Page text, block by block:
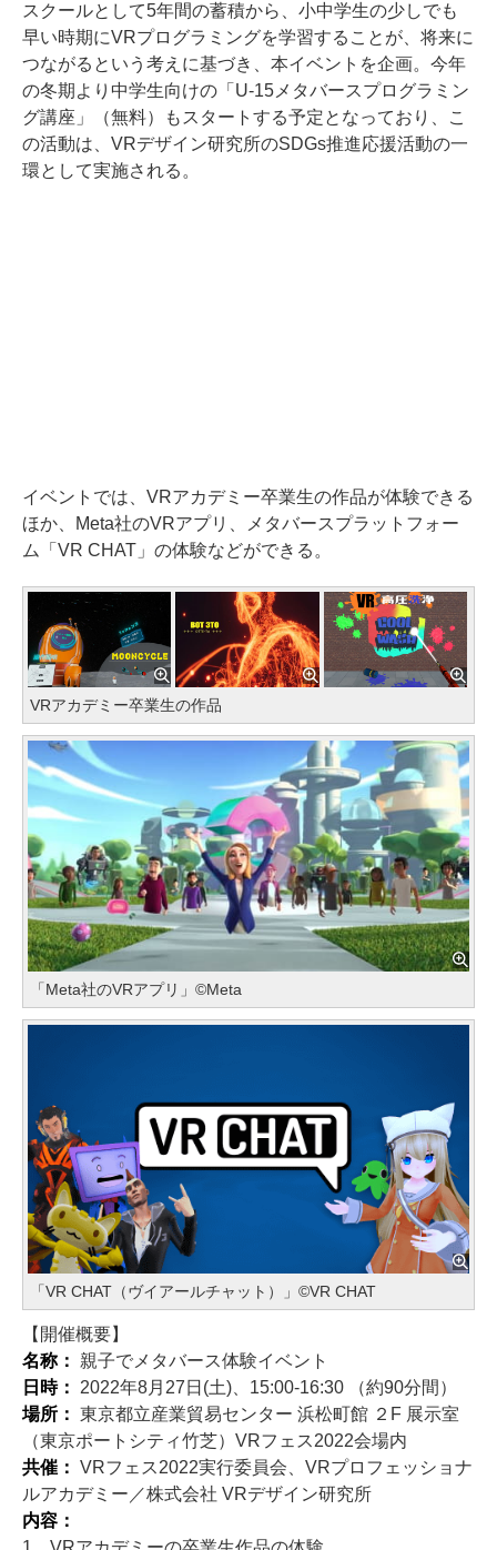
スクールとして5年間の蓄積から、小中学生の少しでも
早い時期にVRプログラミングを学習することが、将来に
つながるという考えに基づき、本イベントを企画。今年
の冬期より中学生向けの「U-15メタバースプログラミン
グ講座」（無料）もスタートする予定となっており、こ
の活動は、VRデザイン研究所のSDGs推進応援活動の一
環として実施される。
イベントでは、VRアカデミー卒業生の作品が体験できる
ほか、Meta社のVRアプリ、メタバースプラットフォー
ム「VR CHAT」の体験などができる。
VRアカデミー卒業生の作品
「Meta社のVRアプリ」©Meta
「VR CHAT（ヴイアールチャット）」©VR CHAT
【開催概要】
名称： 親子でメタバース体験イベント
日時： 2022年8月27日(土)、15:00-16:30 （約90分間）
場所： 東京都立産業貿易センター 浜松町館 ２F 展示室
（東京ポートシティ竹芝）VRフェス2022会場内
共催： VRフェス2022実行委員会、VRプロフェッショナ
ルアカデミー／株式会社 VRデザイン研究所
内容：